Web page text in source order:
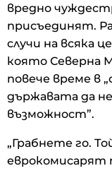
вредно
присъединят.
случи на всяка
която Северна
повече време в
държавата да
възможност”.
„Грабнете го.
еврокомисарят